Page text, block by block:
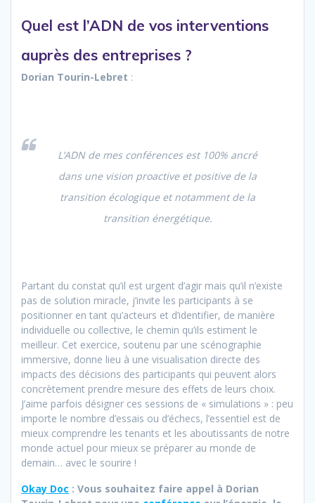
Quel est l’ADN de vos interventions
auprès des entreprises ?
Dorian Tourin-Lebret :
L’ADN de mes conférences est 100% ancré
dans une vision proactive et positive de la
transition écologique et notamment de la
transition énergétique.
Partant du constat qu’il est urgent d’agir mais qu’il n’existe
pas de solution miracle, j’invite les participants à se
positionner en tant qu’acteurs et d’identifier, de manière
individuelle ou collective, le chemin qu’ils estiment le
meilleur. Cet exercice, soutenu par une scénographie
immersive, donne lieu à une visualisation directe des
impacts des décisions des participants qui peuvent alors
concrètement prendre mesure des effets de leurs choix.
J’aime parfois désigner ces sessions de « simulations » : peu
importe le nombre d’essais ou d’échecs, l’essentiel est de
mieux comprendre les tenants et les aboutissants de notre
monde actuel pour mieux se préparer au monde de
demain… avec le sourire !
Okay Doc : Vous souhaitez faire appel à Dorian